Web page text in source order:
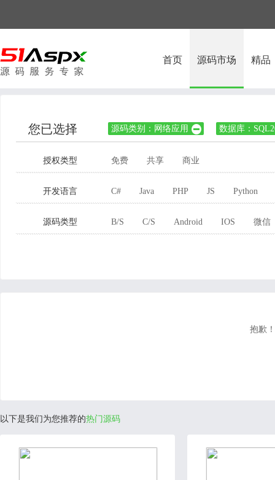
首页 源码市场 精品
您已选择 源码类别：网络应用  数据库：
授权类型 免费 共享 商业
开发语言 C# Java PHP JS Python
源码类型 B/S C/S Android IOS 微信
抱歉
以下是我们为您推荐的热门源码